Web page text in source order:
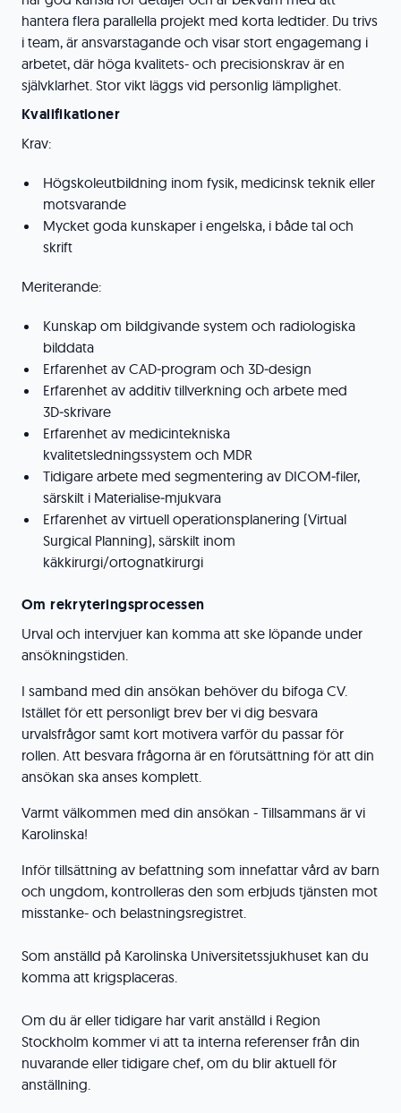
hantera flera parallella projekt med korta ledtider. Du trivs
i team, är ansvarstagande och visar stort engagemang i
arbetet, där höga kvalitets- och precisionskrav är en
självklarhet. Stor vikt läggs vid personlig lämplighet.
Kvalifikationer
Krav:
Högskoleutbildning inom fysik, medicinsk teknik eller
motsvarande
Mycket goda kunskaper i engelska, i både tal och
skrift
Meriterande:
Kunskap om bildgivande system och radiologiska
bilddata
Erfarenhet av CAD‑program och 3D‑design
Erfarenhet av additiv tillverkning och arbete med
3D‑skrivare
Erfarenhet av medicintekniska
kvalitetsledningssystem och MDR
Tidigare arbete med segmentering av DICOM‑filer,
särskilt i Materialise‑mjukvara
Erfarenhet av virtuell operationsplanering (Virtual
Surgical Planning), särskilt inom
käkkirurgi/ortognatkirurgi
Om rekryteringsprocessen
Urval och intervjuer kan komma att ske löpande under
ansökningstiden.
I samband med din ansökan behöver du bifoga CV.
Istället för ett personligt brev ber vi dig besvara
urvalsfrågor samt kort motivera varför du passar för
rollen. Att besvara frågorna är en förutsättning för att din
ansökan ska anses komplett.
Varmt välkommen med din ansökan - Tillsammans är vi
Karolinska!
Inför tillsättning av befattning som innefattar vård av barn
och ungdom, kontrolleras den som erbjuds tjänsten mot
misstanke- och belastningsregistret.
Som anställd på Karolinska Universitetssjukhuset kan du
komma att krigsplaceras.
Om du är eller tidigare har varit anställd i Region
Stockholm kommer vi att ta interna referenser från din
nuvarande eller tidigare chef, om du blir aktuell för
anställning.